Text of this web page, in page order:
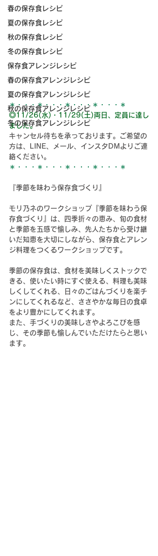
春の保存食レシピ
夏の保存食レシピ
秋の保存食レシピ
冬の保存食レシピ
保存食アレンジレシピ
春の保存食アレンジレシピ
夏の保存食アレンジレシピ
秋の保存食アレンジレシピ
冬の保存食アレンジレシピ
＊・・・＊・・・＊・・・＊・・・＊
◎11/26(水)・11/29(土)両日、定員に達し
ました。
キャンセル待ちを承っております。ご希望の
方は、LINE、メール、インスタDMよりご連
絡ください。
＊・・・＊・・・＊・・・＊・・・＊
『季節を味わう保存食づくり』
モリ乃ネのワークショップ『季節を味わう保
存食づくり』は、
四季折々の恵み、 旬の食材
と季節を五感で愉しみ、先人たちから受け継
いだ知恵を大切にしながら、保存食とアレン
ジ料理をつくるワークショップです。
季節の保存食は、食材を美味しくストックで
きる、使いたい時にすぐ使える、料理も美味
しくしてくれる、日々のごはんづくりを楽チ
ンにしてくれるなど、ささやかな毎日の食卓
をより豊かにしてくれます。
また、手づくりの美味しさやよろこびを感
じ、その季節も愉しんでいただけたらと思い
ます。